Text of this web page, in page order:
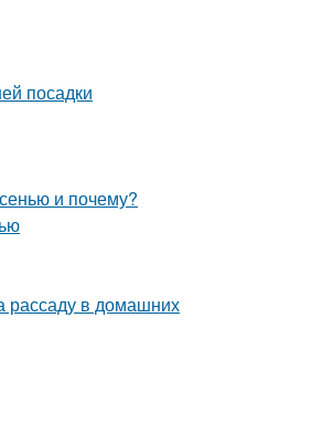
посадки
и почему?
рассаду в домашних